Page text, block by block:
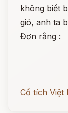
không biết
gió, anh ta
Đơn rằng :
Cổ tích Việt